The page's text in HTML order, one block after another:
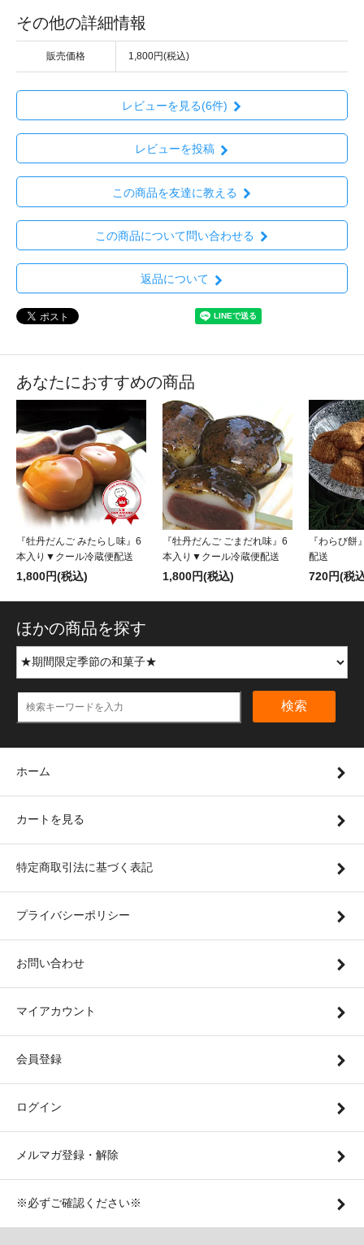
その他の詳細情報
販売価格 1,800円(税込)
レビューを見る(6件)
レビューを投稿
この商品を友達に教える
この商品について問い合わせる
返品について
あなたにおすすめの商品
『牡丹だんご みたらし味』6
本入り▼クール冷蔵便配送
1,800円(税込)
『牡丹だんご ごまだれ味』6
本入り▼クール冷蔵便配送
1,800円(税込)
『わらび
配送
720円(税
ほかの商品を探す
検索
ホーム
カートを見る
特定商取引法に基づく表記
プライバシーポリシー
お問い合わせ
マイアカウント
会員登録
ログイン
メルマガ登録・解除
※必ずご確認ください※